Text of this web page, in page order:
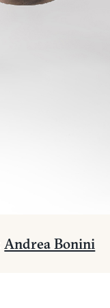
Andrea Bonini